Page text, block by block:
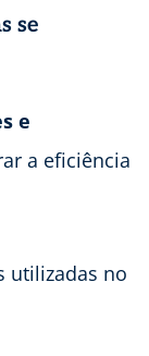
se
e
a eficiência
utilizadas no